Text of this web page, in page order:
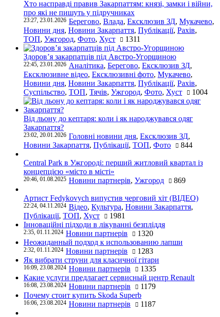
Хто насправді правив Закарпаттям: князі, замки і війни,
про які не пишуть у підручниках
23:27, 23.01.2026 Берегово, Влада, Ексклюзив ЗД, Мукачево,
Новини дня, Новини Закарпаття, Публікації, Рахів,
ТОП, Ужгород, Фото, Хуст 1311
Здоров’я закарпатців під Австро-Угорщиною
22:45, 23.01.2026 Аналітика, Берегово, Ексклюзив ЗД,
Ексклюзивне відео, Ексклюзивні фото, Мукачево,
Новини дня, Новини Закарпаття, Публікації, Рахів,
Суспільство, ТОП, Тячів, Ужгород, Фото, Хуст 1004
Від льону до кептаря: коли і як народжувався одяг
Закарпаття?
23:02, 20.01.2026 Головні новини дня, Ексклюзив ЗД,
Новини Закарпаття, Публікації, ТОП, Фото 844
Central Park в Ужгороді: перший житловий квартал із
концепцією «місто в місті»
20:46, 01.08.2025 Новини партнерів, Ужгород 869
Артист Fedykovych випустив черговий хіт (ВІДЕО)
22:24, 04.11.2024 Відео, Культура, Новини Закарпаття,
Публікації, ТОП, Хуст
1981
Інноваційні підходи в лікуванні безпліддя
2:35, 01.11.2024 Новини партнерів
1320
Неожиданный подход к использованию лапши
2:32, 01.11.2024 Новини партнерів
1283
Як вибрати струни для класичної гітари
16:09, 23.08.2024 Новини партнерів
1335
Какие услуги предлагает сервисный центр Renault
16:08, 23.08.2024 Новини партнерів
1179
Почему стоит купить Skoda Superb
16:06, 23.08.2024 Новини партнерів 1187